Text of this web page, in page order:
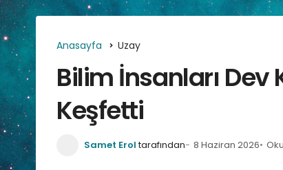
Anasayfa Uzay
Bilim İnsanları Dev
Keşfetti
Samet Erol tarafından 8 Haziran 2026